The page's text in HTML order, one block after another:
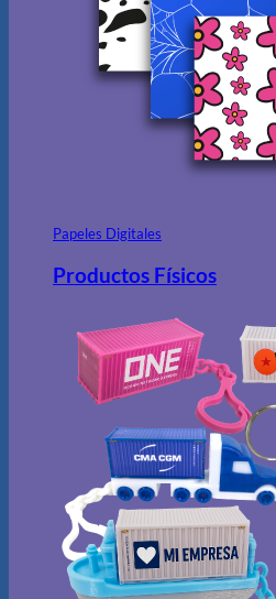
Papeles Digitales
Productos Físicos